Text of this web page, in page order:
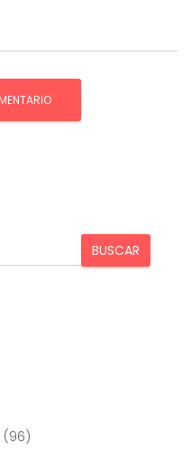
BUSCAR
(96)